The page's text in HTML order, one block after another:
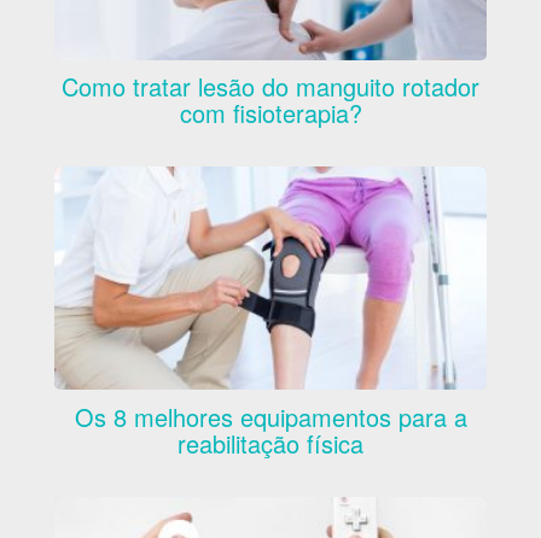
Como tratar lesão do manguito rotador
com fisioterapia?
Os 8 melhores equipamentos para a
reabilitação física